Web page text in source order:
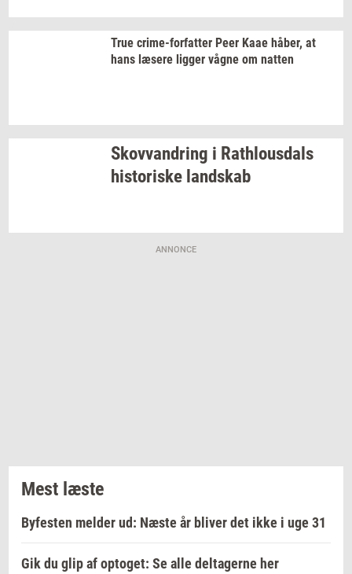
True crime-​forfatter Peer Kaae håber, at
hans læ­se­re lig­ger vågne om nat­ten
Sko­vvan­dring i Rat­hlous­dals
hi­sto­ri­ske land­skab
ANNONCE
Mest læste
Byfesten melder ud: Næste år bliver det ikke i uge 31
Gik du glip af optoget: Se alle deltagerne her